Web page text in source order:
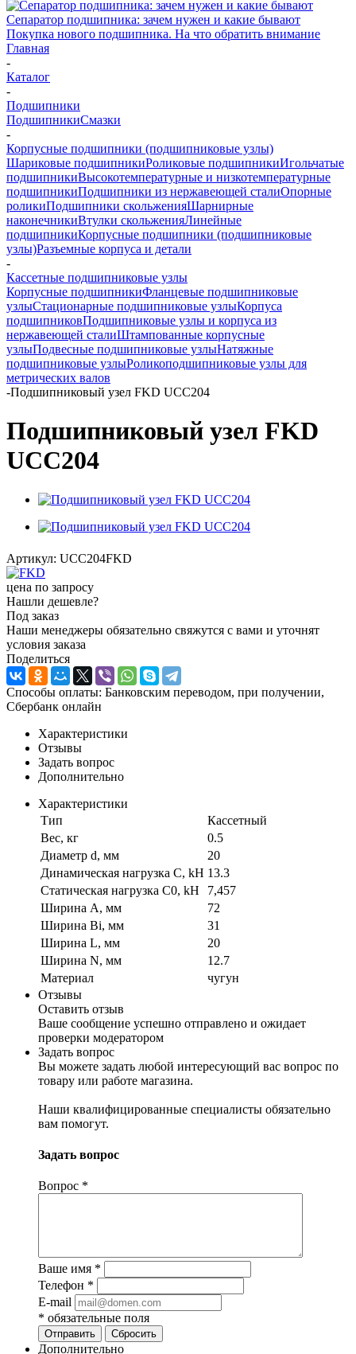
Сепаратор подшипника: зачем нужен и какие бывают
Покупка нового подшипника. На что обратить внимание
Главная
-
Каталог
-
Подшипники
ПодшипникиСмазки
-
Корпусные подшипники (подшипниковые узлы)
Шариковые подшипникиРоликовые подшипникиИгольчатые
подшипникиВысокотемпературные и низкотемпературные
подшипникиПодшипники из нержавеющей сталиОпорные
роликиПодшипники скольженияШарнирные
наконечникиВтулки скольженияЛинейные
подшипникиКорпусные подшипники (подшипниковые
узлы)Разъемные корпуса и детали
-
Кассетные подшипниковые узлы
Корпусные подшипникиФланцевые подшипниковые
узлыСтационарные подшипниковые узлыКорпуса
подшипниковПодшипниковые узлы и корпуса из
нержавеющей сталиШтампованные корпусные
узлыПодвесные подшипниковые узлыНатяжные
подшипниковые узлыРоликоподшипниковые узлы для
метрических валов
-Подшипниковый узел FKD UCC204
Подшипниковый узел FKD
UCC204
Артикул: UCC204FKD
цена по запросу
Нашли дешевле?
Под заказ
Наши менеджеры обязательно свяжутся с вами и уточнят
условия заказа
Поделиться
Способы оплаты: Банковским переводом, при получении,
Сбербанк онлайн
Характеристики
Отзывы
Задать вопрос
Дополнительно
Характеристики
Тип
Кассетный
Вес, кг
0.5
Диаметр d, мм
20
Динамическая нагрузка C, kН 13.3
Статическая нагрузка C0, kH
7,457
Ширина A, мм
72
Ширина Bi, мм
31
Ширина L, мм
20
Ширина N, мм
12.7
Материал
чугун
Отзывы
Оставить отзыв
Ваше сообщение успешно отправлено и ожидает
проверки модератором
Задать вопрос
Вы можете задать любой интересующий вас вопрос по
товару или работе магазина.
Наши квалифицированные специалисты обязательно
вам помогут.
Задать вопрос
Вопрос *
Ваше имя *
Телефон *
E-mail
* обязательные поля
Отправить Сбросить
Дополнительно